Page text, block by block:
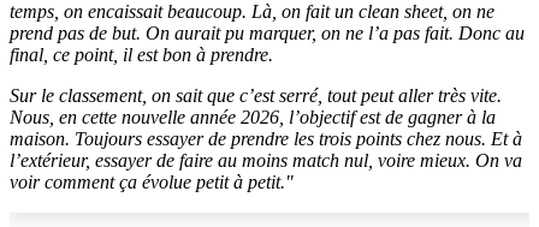
temps, on encaissait beaucoup. Là, on fait un clean sheet, on ne
prend pas de but. On aurait pu marquer, on ne l’a pas fait. Donc au
final, ce point, il est bon à prendre.
Sur le classement, on sait que c’est serré, tout peut aller très vite.
Nous, en cette nouvelle année 2026, l’objectif est de gagner à la
maison. Toujours essayer de prendre les trois points chez nous. Et à
l’extérieur, essayer de faire au moins match nul, voire mieux. On va
voir comment ça évolue petit à petit."